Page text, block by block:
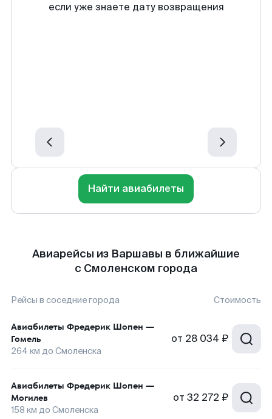
если уже знаете дату возвращения
Найти авиабилеты
Авиарейсы из Варшавы в ближайшие
с Смоленском города
Рейсы в соседние города Стоимость
Авиабилеты Фредерик Шопен —
Гомель
264 км до Смоленска
от 28 034 ₽
Авиабилеты Фредерик Шопен —
Могилев
158 км до Смоленска
от 32 272 ₽